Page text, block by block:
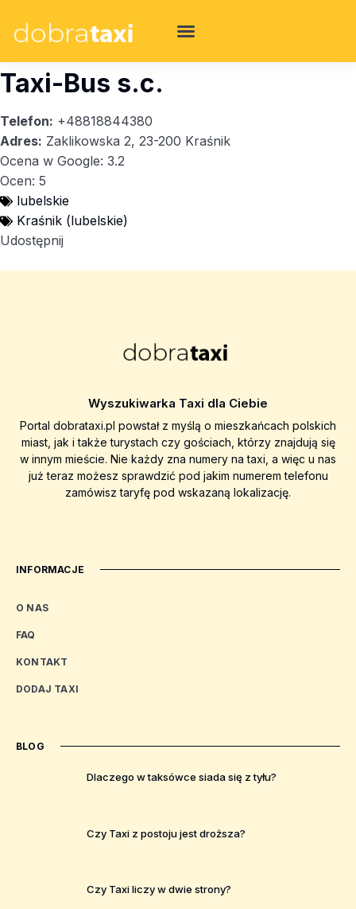
Taxi-Bus s.c.
Telefon: +48818844380
Adres: Zaklikowska 2, 23-200 Kraśnik
Ocena w Google: 3.2
Ocen: 5
lubelskie
Kraśnik (lubelskie)
Udostępnij
Wyszukiwarka Taxi dla Ciebie
Portal dobrataxi.pl powstał z myślą o mieszkańcach polskich
miast, jak i także turystach czy gościach, którzy znajdują się
w innym mieście. Nie każdy zna numery na taxi, a więc u nas
już teraz możesz sprawdzić pod jakim numerem telefonu
zamówisz taryfę pod wskazaną lokalizację.
INFORMACJE
O NAS
FAQ
KONTAKT
DODAJ TAXI
BLOG
Dlaczego w taksówce siada się z tyłu?
Czy Taxi z postoju jest droższa?
Czy Taxi liczy w dwie strony?